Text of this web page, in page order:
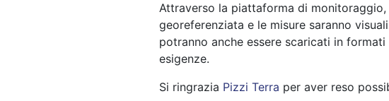
Attraverso la piattaforma di
georeferenziata e le misure saranno
potranno anche essere scaricati in
esigenze.
Si ringrazia Pizzi Terra per aver reso